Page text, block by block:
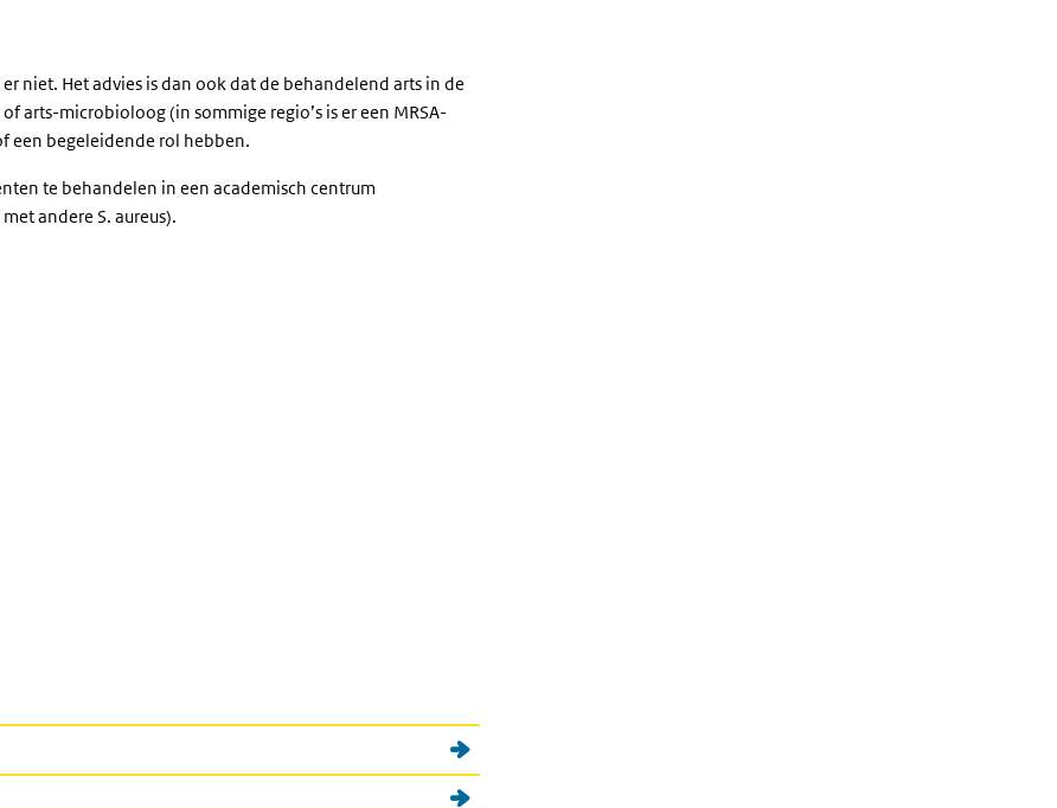
er niet. Het advies is dan ook dat de behandelend arts in de
arts-microbioloog (in sommige regio’s is er een MRSA-
een begeleidende rol hebben.
te behandelen in een academisch centrum
andere S. aureus).